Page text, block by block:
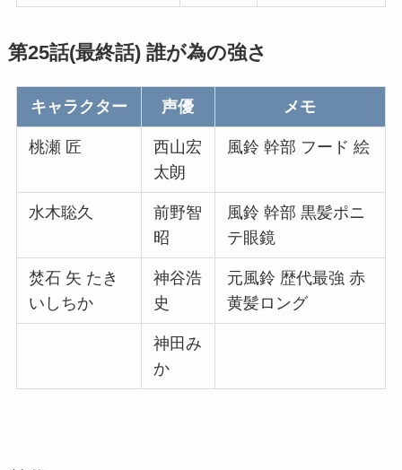
第25話(最終話) 誰が為の強さ
キャラクター 声優 メモ
桃瀬 匠
西山宏
太朗
風鈴 幹部 フード 絵
水木聡久
前野智
昭
風鈴 幹部 黒髪ポニ
テ眼鏡
焚石 矢 たき
いしちか
神谷浩
史
元風鈴 歴代最強 赤
黄髪ロング
神田み
か